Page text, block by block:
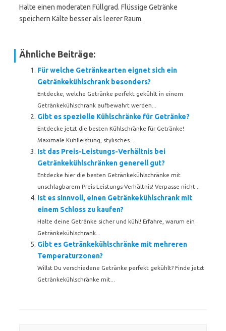
Halte einen moderaten Füllgrad. Flüssige Getränke
speichern Kälte besser als leerer Raum.
Ähnliche Beiträge:
Für welche Getränkearten eignet sich ein
Getränkekühlschrank besonders?
Entdecke, welche Getränke perfekt gekühlt in einem
Getränkekühlschrank aufbewahrt werden...
Gibt es spezielle Kühlschränke für Getränke?
Entdecke jetzt die besten Kühlschränke für Getränke!
Maximale Kühlleistung, stylisches...
Ist das Preis-Leistungs-Verhältnis bei
Getränkekühlschränken generell gut?
Entdecke hier die besten Getränkekühlschränke mit
unschlagbarem Preis-Leistungs-Verhältnis! Verpasse nicht...
Ist es sinnvoll, einen Getränkekühlschrank mit
einem Schloss zu kaufen?
Halte deine Getränke sicher und kühl! Erfahre, warum ein
Getränkekühlschrank...
Gibt es Getränkekühlschränke mit mehreren
Temperaturzonen?
Willst Du verschiedene Getränke perfekt gekühlt? Finde jetzt
Getränkekühlschränke mit...